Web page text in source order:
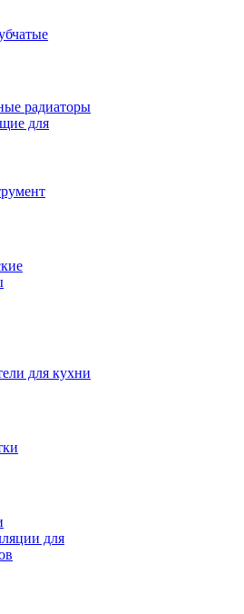
радиаторы
для
для кухни
для